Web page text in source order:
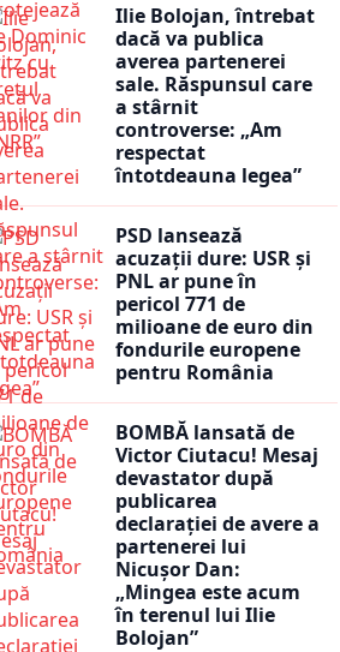
Ilie Bolojan, întrebat
dacă va publica
averea partenerei
sale. Răspunsul care
a stârnit
controverse: „Am
respectat
întotdeauna legea”
PSD lansează
acuzații dure: USR și
PNL ar pune în
pericol 771 de
milioane de euro din
fondurile europene
pentru România
BOMBĂ lansată de
Victor Ciutacu! Mesaj
devastator după
publicarea
declarației de avere a
partenerei lui
Nicușor Dan:
„Mingea este acum
în terenul lui Ilie
Bolojan”